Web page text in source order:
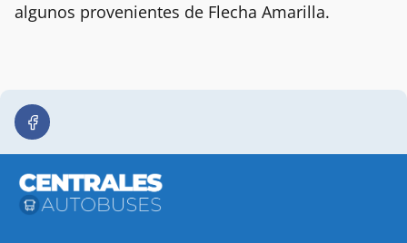
algunos provenientes de Flecha Amarilla.